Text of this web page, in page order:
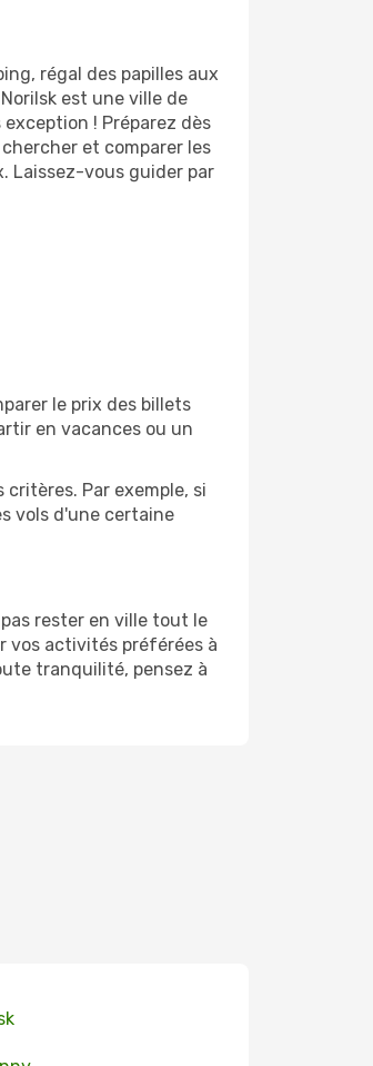
régal des papilles aux
est une ville de
! Préparez dès
et comparer les
Laissez-vous guider par
le prix des billets
en vacances ou un
Par exemple, si
vols d'une certaine
rester en ville tout le
vos activités préférées à
tranquilité, pensez à